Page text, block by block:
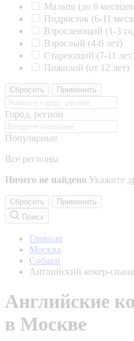
Малыш (до 6
Подросток (6-11
Взрослеющий (1-3
Взрослый (4-6 лет)
Стареющий (7-11
Пожилой (от 12 лет)
Сбросить Применить
Город, регион
Популярные
Все регионы
Ничего не найдено Укажите
Сбросить
Применить
Поиск
Главная
Москва
Собаки
Английский кокер-
Английские
в Москве